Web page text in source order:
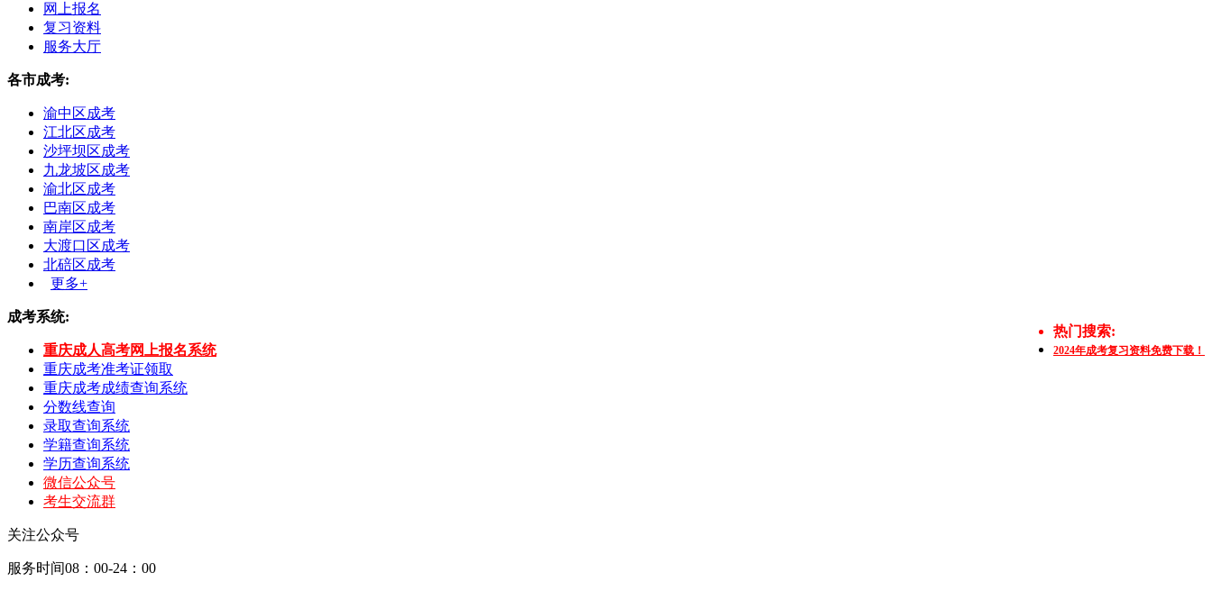
网上报名
复习资料
服务大厅
各市成考:
渝中区成考
江北区成考
沙坪坝区成考
九龙坡区成考
渝北区成考
巴南区成考
南岸区成考
大渡口区成考
北碚区成考
更多+
热门搜索:
2024年成考复习资料免费下载！
成考系统:
重庆成人高考网上报名系统
重庆成考准考证领取
重庆成考成绩查询系统
分数线查询
录取查询系统
学籍查询系统
学历查询系统
微信公众号
考生交流群
关注公众号
服务时间08：00-24：00